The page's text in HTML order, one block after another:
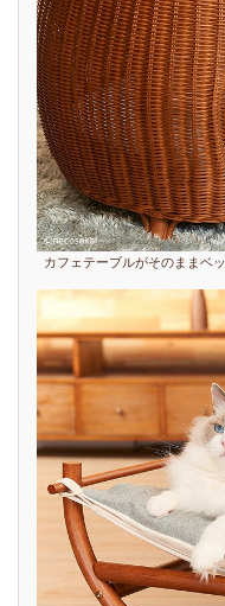
カフェテーブルがそのままベ